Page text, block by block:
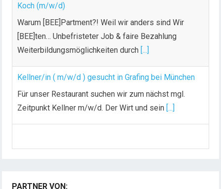
Koch (m/w/d)
Warum [BEE]Partment?! Weil wir anders sind Wir
[BEE]ten… Unbefristeter Job & faire Bezahlung
Weiterbildungsmöglichkeiten durch [...]
Kellner/in ( m/w/d ) gesucht in Grafing bei München
Für unser Restaurant suchen wir zum nächst mgl.
Zeitpunkt Kellner m/w/d. Der Wirt und sein [...]
Konstanz
PARTNER VON: